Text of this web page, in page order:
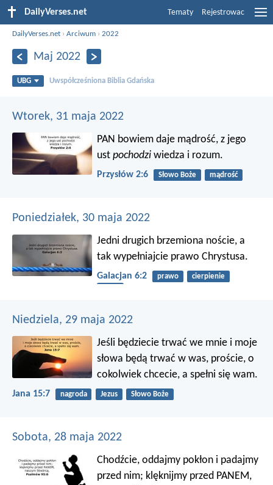
DailyVerses.net Tematy Rejestrowac
DailyVerses.net ›Arciwum ›2022
Maj 2022
UBG Uwspółcześniona Biblia Gdańska
Wtorek, 31 maja 2022
PAN bowiem daje mądrość, z jego
ustpochodzi wiedza i rozum.
Przysłów 2:6 Słowo Boże mądrość
Poniedziałek, 30 maja 2022
Jedni drugich brzemiona noście, a
tak wypełniajcie prawo Chrystusa.
Galacjan 6:2 prawo
cierpienie
Niedziela, 29 maja 2022
Jeśli będziecie trwać we mnie i moje
słowa będą trwać w was, proście, o
cokolwiek chcecie, a spełni się wam.
Jana 15:7 nagroda Jezus Słowo Boże
Sobota, 28 maja 2022
Chodźcie, oddajmy pokłon i padajmy
przed nim; klęknijmy przed PANEM,